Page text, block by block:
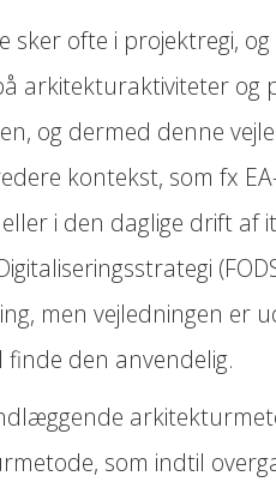
sker ofte i projektregi,
arkitekturaktiviteter og
og dermed denne
kontekst, som fx
i den daglige drift af
men vejledningen er
finde den anvendelig.
som indtil